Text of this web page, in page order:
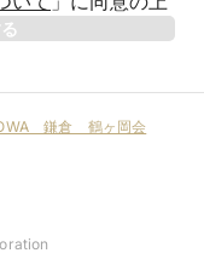
鎌倉 鶴ヶ岡会